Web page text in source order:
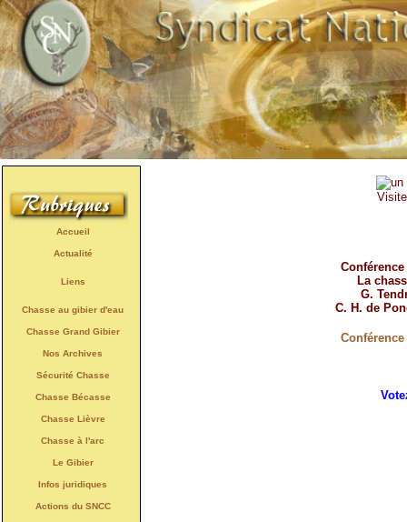
Accueil
Actualité
Liens
Chasse au gibier d'eau
Chasse Grand Gibier
Nos Archives
Sécurité Chasse
Chasse Bécasse
Chasse Lièvre
Chasse à l'arc
Le Gibier
Infos juridiques
Actions du SNCC
La
G.
C. H. de